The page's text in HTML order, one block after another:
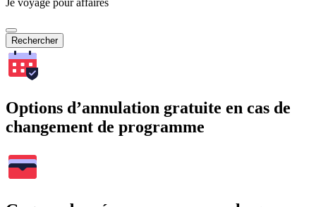
Rechercher
Options d’annulation gratuite en cas de
changement de programme